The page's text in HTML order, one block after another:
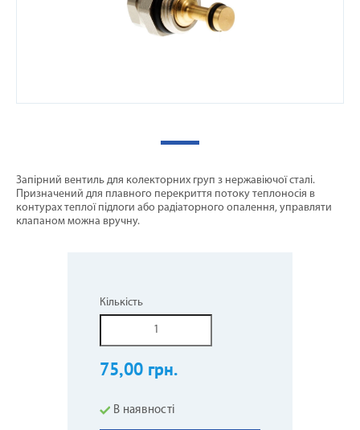
Запірний вентиль для колекторних груп з нержавіючої сталі.
Призначений для плавного перекриття потоку теплоносія в
контурах теплої підлоги або радіаторного опалення, управляти
клапаном можна вручну.
Кількість
75,00 грн.
В наявності